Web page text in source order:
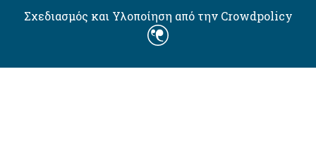
Σχεδιασμός και Υλοποίηση από την Crowdpolicy